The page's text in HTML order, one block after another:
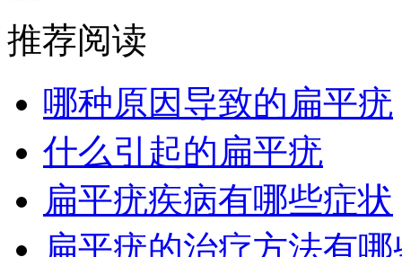
推荐阅读
哪种原因导致的扁平疣
什么引起的扁平疣
扁平疣疾病有哪些症状
扁平疣的治疗方法有哪